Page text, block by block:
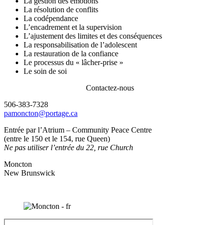
La résolution de conflits
La codépendance
L’encadrement et la supervision
L’ajustement des limites et des conséquences
La responsabilisation de l’adolescent
La restauration de la confiance
Le processus du « lâcher-prise »
Le soin de soi
Contactez-nous
506-383-7328
pamoncton@portage.ca
Entrée par l’Atrium – Community Peace Centre
(entre le 150 et le 154, rue Queen)
Ne pas utiliser l’entrée du 22, rue Church
Moncton
New Brunswick